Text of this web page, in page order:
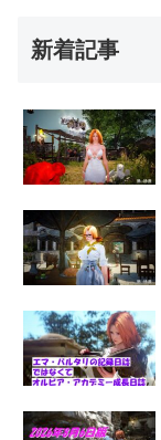
新着記事